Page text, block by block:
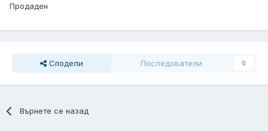
Продаден
Сподели Последователи 0
Върнете се назад